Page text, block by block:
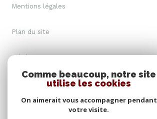
Mentions légales
Plan du site
Admin
Nos honoraires
Comme beaucoup, notre site
utilise les cookies
On aimerait vous accompagner pendant
votre visite.